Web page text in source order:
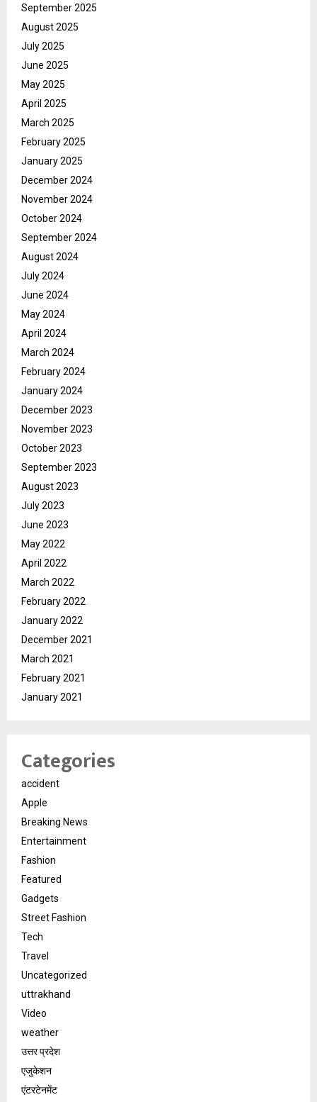
September 2025
August 2025
July 2025
June 2025
May 2025
April 2025
March 2025
February 2025
January 2025
December 2024
November 2024
October 2024
September 2024
August 2024
July 2024
June 2024
May 2024
April 2024
March 2024
February 2024
January 2024
December 2023
November 2023
October 2023
September 2023
August 2023
July 2023
June 2023
May 2022
April 2022
March 2022
February 2022
January 2022
December 2021
March 2021
February 2021
January 2021
Categories
accident
Apple
Breaking News
Entertainment
Fashion
Featured
Gadgets
Street Fashion
Tech
Travel
Uncategorized
uttrakhand
Video
weather
उत्तर प्रदेश
एजुकेशन
एंटरटेनमेंट